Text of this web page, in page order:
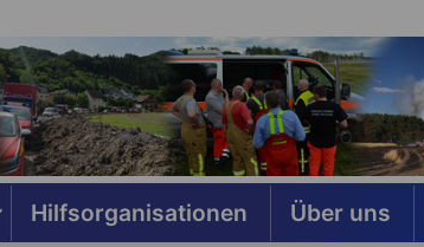
Hilfsorganisationen Über uns